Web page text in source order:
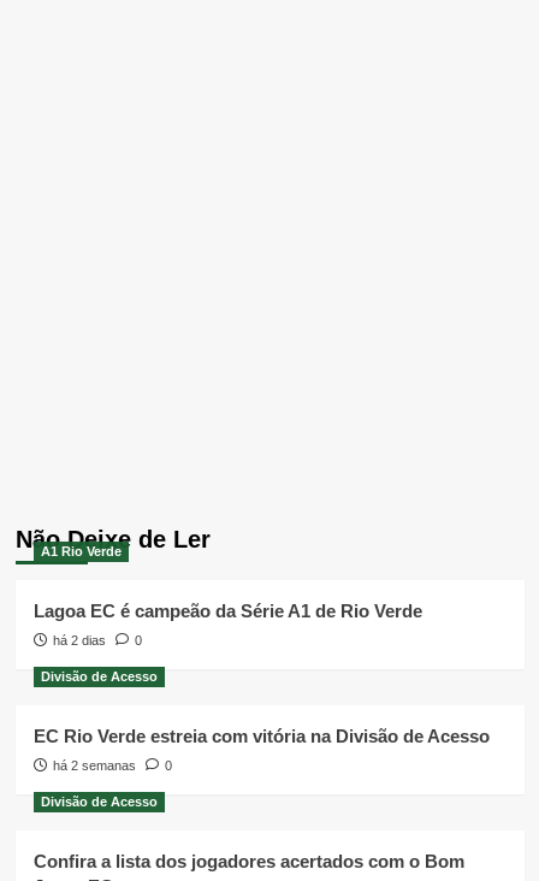
Não Deixe de Ler
A1 Rio Verde
Lagoa EC é campeão da Série A1 de Rio Verde
há 2 dias 0
Divisão de Acesso
EC Rio Verde estreia com vitória na Divisão de Acesso
há 2 semanas 0
Divisão de Acesso
Confira a lista dos jogadores acertados com o Bom